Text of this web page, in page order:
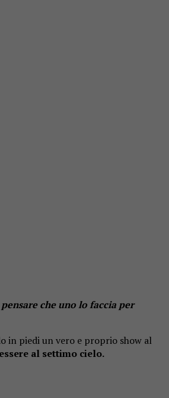
che uno lo faccia per
in piedi un vero e proprio show al
al settimo cielo.